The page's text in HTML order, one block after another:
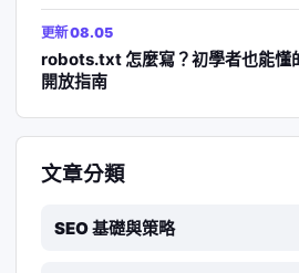
更新 08.05
robots.txt 怎麼寫？初學者也能懂
開放指南
文章分類
SEO 基礎與策略